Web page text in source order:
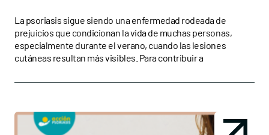
La psoriasis sigue siendo una enfermedad rodeada de
prejuicios que condicionan la vida de muchas personas,
especialmente durante el verano, cuando las lesiones
cutáneas resultan más visibles. Para contribuir a